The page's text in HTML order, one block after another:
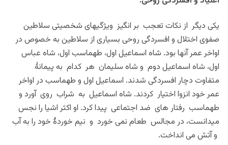
یکی دیگر از نکات تعجب بر انگیز ویژگیهای شخصیتی سلاطین
صفوی اختلال و افسردگی روحی بسیاری از سلاطین به خصوص در
اواخر عمر آنها بود. شاه اسماعیل اول، طهماسب اول، شاه عباس
اول، شاه اسماعیل دوم و شاه سلیمان هر کدام به پیمانۀ
متفاوت دچار افسردگی شدند. اسماعیل اول و طهماسب در اواخر
عمر خود انزوا اختیار کردند. شاه اسماعیل به شراب روی آورد و
طهماسب رفتار های ضد اجتماعی پیدا کرد. او اکثر اشیا را نجس
میدانست، در مجالس طعام نمی خورد و نیم خوردۀ خود را به آب
و آتش می انداخت.